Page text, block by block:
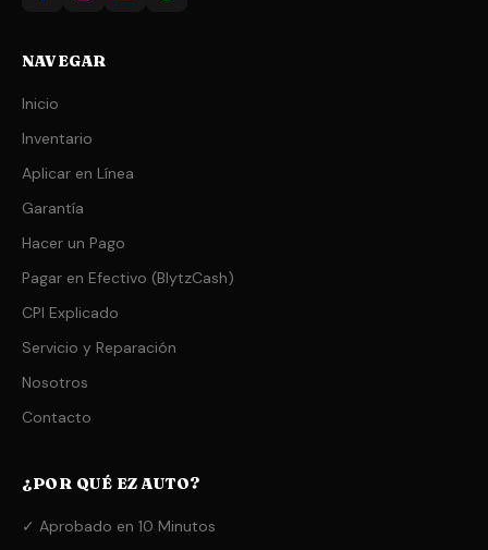
NAVEGAR
Inicio
Inventario
Aplicar en Línea
Garantía
Hacer un Pago
Pagar en Efectivo (BlytzCash)
CPI Explicado
Servicio y Reparación
Nosotros
Contacto
¿POR QUÉ EZ AUTO?
✓ Aprobado en 10 Minutos